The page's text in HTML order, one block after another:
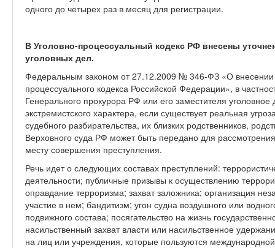
одного до четырех раз в месяц для регистрации.
В Уголовно-процессуальный кодекс РФ внесены
уголовных дел.
Федеральным законом от 27.12.2009 № 346-ФЗ «О внесении
процессуального кодекса Российской Федерации», в
Генерального прокурора РФ или его заместителя
экстремистского характера, если существует реальная
судебного разбирательства, их близких родственников,
Верховного суда РФ может быть передано для
месту совершения преступления.
Речь идет о следующих составах преступлений:
деятельности; публичные призывы к осуществлению
оправдание терроризма; захват заложника; организация
участие в нем; бандитизм; угон судна воздушного или
подвижного состава; посягательство на жизнь
насильственный захват власти или насильственное
на лиц или учреждения, которые пользуются